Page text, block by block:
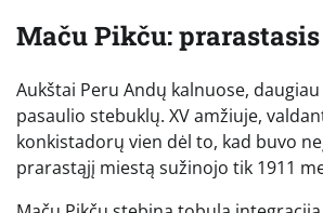
Maču Pikču:
Aukštai Peru Andų kalnuose,
pasaulio stebuklų. XV amžiuje,
konkistadorų vien dėl to, kad buvo
prarastąjį miestą sužinojo tik 1911